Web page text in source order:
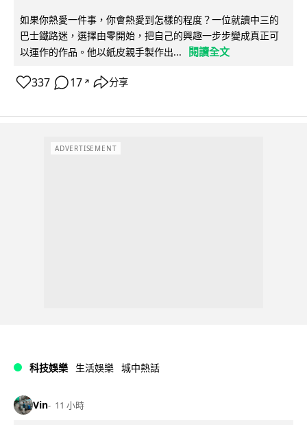
如果你熱愛一件事，你會熱愛到怎樣的程度？一位就讀中三的
巴士鐵路迷，選擇由零開始，把自己的興趣一步步變成真正可
以運作的作品。他以紙皮親手製作出...
閱讀全文
337 17 ↗ 分享
ADVERTISEMENT
科技娛樂 生活娛樂 城中熱話
Vin 11 小時